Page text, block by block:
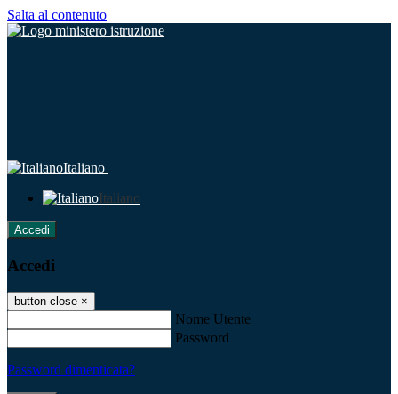
Salta al contenuto
Italiano
Italiano
Accedi
Accedi
button close ×
Nome Utente
Password
Password dimenticata?